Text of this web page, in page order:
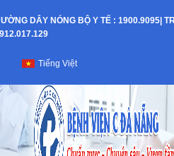
to
DÂY NÓNG BỘ Y TẾ : 1900.9095|
Bệnh
Viện
C
Tiếng Việt